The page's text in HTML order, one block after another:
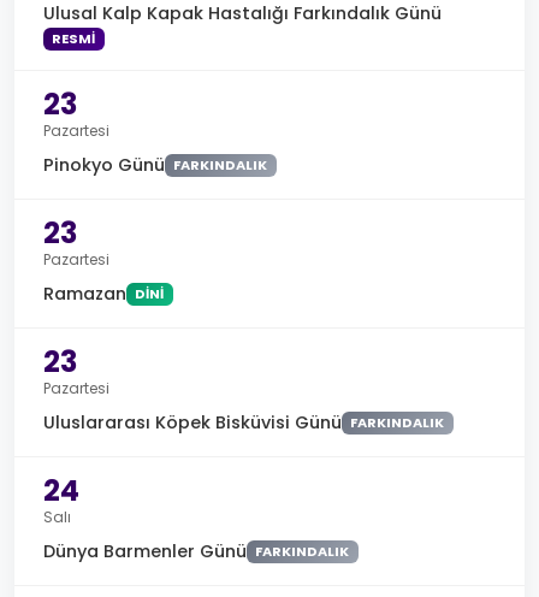
Ulusal Kalp Kapak Hastalığı Farkındalık Günü
RESMI
23
Pazartesi
Pinokyo Günü FARKINDALIK
23
Pazartesi
Ramazan DINI
23
Pazartesi
Uluslararası Köpek Bisküvisi Günü FARKINDALIK
24
Salı
Dünya Barmenler Günü FARKINDALIK